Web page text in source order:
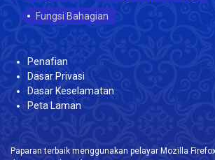
Fungsi Bahagian
Penafian
Dasar Privasi
Dasar Keselamatan
Peta Laman
Paparan terbaik menggunakan pelayar Mozilla